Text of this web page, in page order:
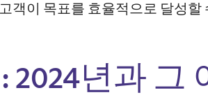
객이 목표를 효율적으로 달성할
년과 그